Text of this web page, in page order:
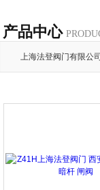
产品中心
上海法登阀门有限公